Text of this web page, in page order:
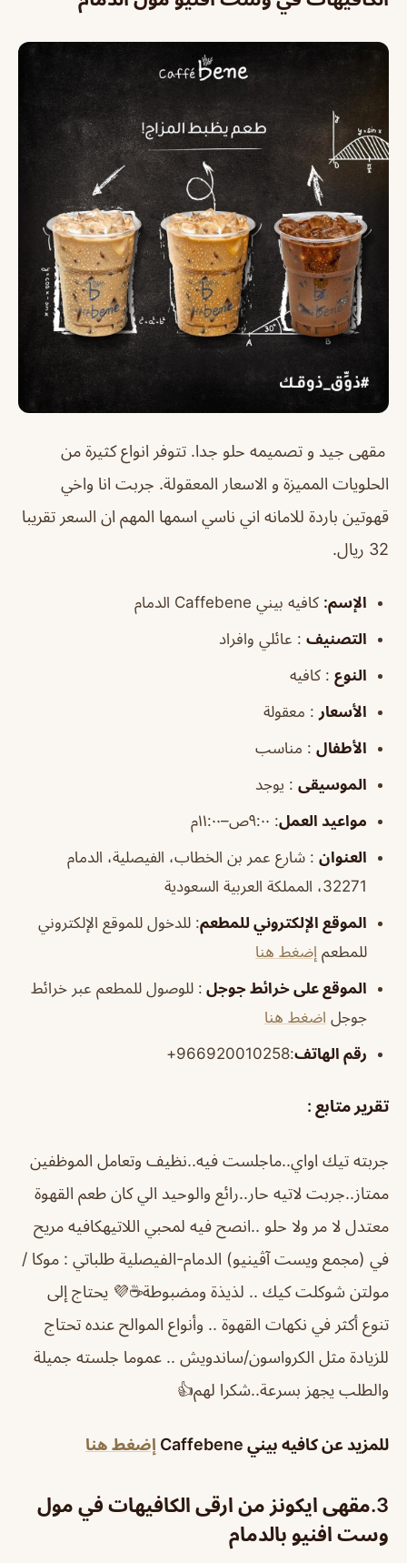
مقهى جيد و تصميمه حلو جدا. تتوفر انواع كثيرة من
الحلويات المميزة و الاسعار المعقولة. جربت انا واخي
قهوتين باردة للامانه اني ناسي اسمها المهم ان السعر تقريبا
32 ريال.
الإسم: كافيه بيني Caffebene الدمام
التصنيف : عائلي وافراد
النوع : كافيه
الأسعار : معقولة
الأطفال : مناسب
الموسيقى : يوجد
مواعيد العمل: ٩:٠٠ص–١١:٠٠م
العنوان : شارع عمر بن الخطاب، الفيصلية، الدمام
32271، المملكة العربية السعودية
الموقع الإلكتروني للمطعم: للدخول للموقع الإلكتروني
للمطعم إضغط هنا
الموقع على خرائط جوجل : للوصول للمطعم عبر خرائط
جوجل اضغط هنا
رقم الهاتف:966920010258+
تقرير متابع :
جربته تيك اواي..ماجلست فيه..نظيف وتعامل الموظفين
ممتاز..جربت لاتيه حار..رائع والوحيد الي كان طعم القهوة
معتدل لا مر ولا حلو ..انصح فيه لمحبي اللاتيهكافيه مريح
في (مجمع ويست آڤينيو) الدمام-الفيصلية طلباتي : موكا /
مولتن شوكلت كيك .. لذيذة ومضبوطة☕️💜 يحتاج إلى
تنوع أكثر في نكهات القهوة .. وأنواع الموالح عنده تحتاج
للزيادة مثل الكرواسون/ساندويش .. عموما جلسته جميلة
والطلب يجهز بسرعة..شكرا لهم👍
للمزيد عن كافيه بيني Caffebene إضغط هنا
3. مقهى ايكونز من ارقى الكافيهات في مول
وست افنيو بالدمام